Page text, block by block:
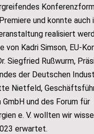
und konnte auch
realisiert
von Kadri Simson, EU-
Siegfried Rußwurm,
der Deutschen
Nietfeld,
GmbH und des Forum für
e. V. wollten wir
erwartet.